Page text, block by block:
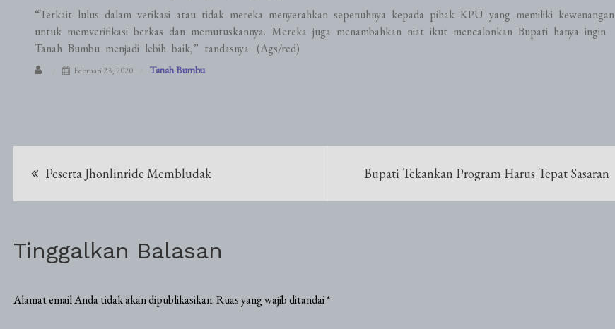
“Terkait lulus dalam verikasi atau tidak mereka menyerahkan sepenuhnya kepada pihak KPU yang memiliki kewenangan
untuk memverifikasi berkas dan memutuskannya. Mereka juga menambahkan niat ikut mencalonkan Bupati hanya ingin
Tanah Bumbu menjadi lebih baik,” tandasnya. (Ags/red)
Februari 23, 2020 Tanah Bumbu
Navigasi
pos
Peserta Jhonlinride Membludak Bupati Tekankan Program Harus Tepat Sasaran
Tinggalkan Balasan
Alamat email Anda tidak akan dipublikasikan.Ruas yang wajib ditandai*